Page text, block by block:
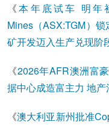
《本年底试车 明年
Mines（ASX:TGM）
矿开发迈入生产兑现阶
《2026年AFR澳洲富
据中心成造富主力 地
《澳大利亚新州批准